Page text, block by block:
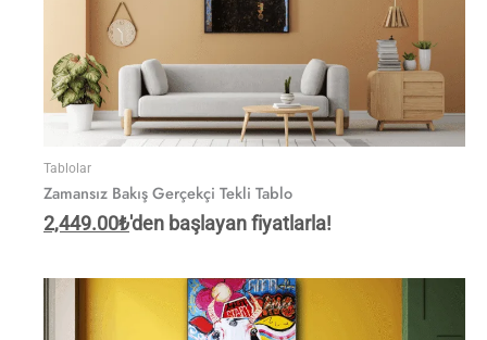
Tablolar
Zamansız Bakış Gerçekçi Tekli Tablo
2,449.00₺'den başlayan fiyatlarla!